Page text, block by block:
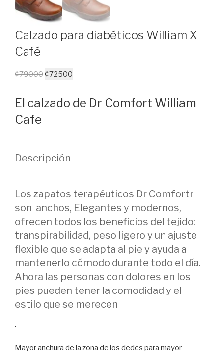
Calzado para diabéticos William X
Café
₡79000Original
₡79000.
₡72500
is:
₡72500.
El calzado de Dr Comfort William
Cafe
Descripción
Los zapatos terapéuticos Dr Comfortr
son anchos, Elegantes y modernos,
ofrecen todos los beneficios del tejido:
transpirabilidad, peso ligero y un ajuste
flexible que se adapta al pie y ayuda a
mantenerlo cómodo durante todo el día.
Ahora las personas con dolores en los
pies pueden tener la comodidad y el
estilo que se merecen
.
Mayor anchura de la zona de los dedos para mayor